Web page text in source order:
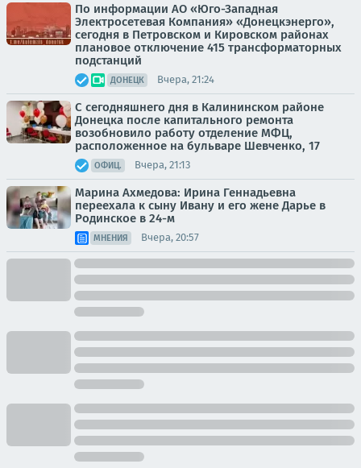
По информации АО «Юго-Западная
Электросетевая Компания» «Донецкэнерго»,
сегодня в Петровском и Кировском районах
плановое отключение 415 трансформаторных
подстанций
ДОНЕЦК Вчера, 21:24
С сегодняшнего дня в Калининском районе
Донецка после капитального ремонта
возобновило работу отделение МФЦ,
расположенное на бульваре Шевченко, 17
ОФИЦ. Вчера, 21:13
Марина Ахмедова: Ирина Геннадьевна
переехала к сыну Ивану и его жене Дарье в
Родинское в 24-м
МНЕНИЯ Вчера, 20:57